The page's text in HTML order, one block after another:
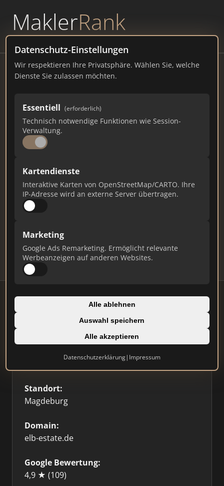
MaklerRank
powered byWAVEPOINT
Datenschutz-Einstellungen
Wir respektieren Ihre Privatsphäre. Wählen Sie, welche
Dienste Sie zulassen möchten.
Essentiell (erforderlich)
Technisch notwendige Funktionen wie Session-
Verwaltung.
Kartendienste
Interaktive Karten von OpenStreetMap/CARTO. Ihre
IP-Adresse wird an externe Server übertragen.
Marketing
Google Ads Remarketing. Ermöglicht relevante
Werbeanzeigen auf anderen Websites.
Alle ablehnen
Auswahl speichern
Alle akzeptieren
Datenschutzerklärung| Impressum
Elb Estate
elb-estate.de
70
Ist das Ihr Unternehmen?
Verifizieren Sie Ihr Profil, bearbeiten Sie Ihre
Updates.
Profil beanspruchen
Standort:
Magdeburg
Domain:
elb-estate.de
Google Bewertung:
4,9 ★ (109)